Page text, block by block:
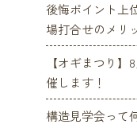
後悔ポイント上
場打合せのメリ
【オギまつり
催します！
構造見学会って